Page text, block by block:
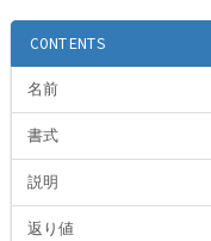
CONTENTS
名前
書式
説明
返り値